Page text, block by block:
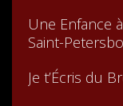
Une Enfance à
Saint-
Je t’Écris du